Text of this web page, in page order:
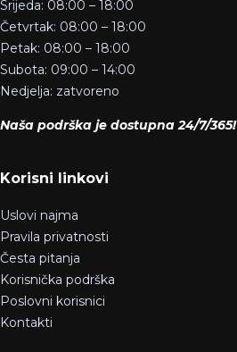
Srijeda: 08:00 – 18:00
Četvrtak: 08:00 – 18:00
Petak: 08:00 – 18:00
Subota: 09:00 – 14:00
Nedjelja: zatvoreno
Naša podrška je dostupna 24/7/365!
Korisni linkovi
Uslovi najma
Pravila privatnosti
Česta pitanja
Korisnička podrška
Poslovni korisnici
Kontakti